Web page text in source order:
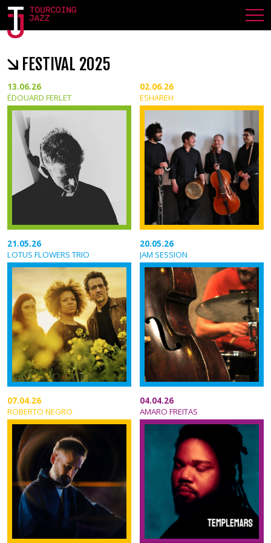
FESTIVAL 2025
13.06.26
ÉDOUARD FERLET
02.06.26
ESHAREH
21.05.26
LOTUS FLOWERS TRIO
20.05.26
JAM SESSION
07.04.26
ROBERTO NEGRO
04.04.26
AMARO FREITAS